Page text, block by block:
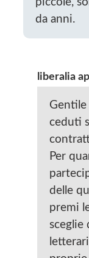
da anni.
liberalia
ceduti
Per
delle
premi
sceglie